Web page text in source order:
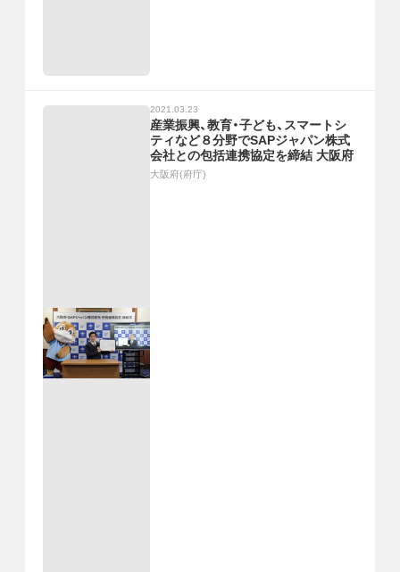
2021.03.23
産業振興、教育・子ども、スマートシ
ティなど８分野でSAPジャパン株式
会社との包括連携協定を締結 大阪府
大阪府(府庁)